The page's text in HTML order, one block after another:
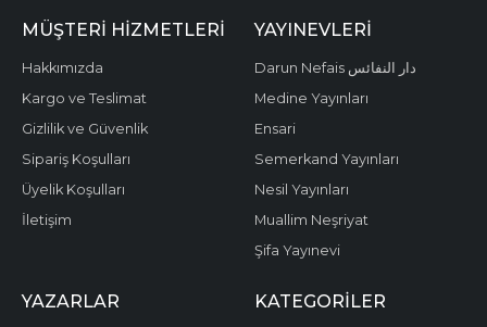
MÜŞTERI HIZMETLERI
Hakkımızda
Kargo ve Teslimat
Gizlilik ve Güvenlik
Sipariş Koşulları
Üyelik Koşulları
İletişim
YAYINEVLERI
Darun Nefais دار النفائس
Medine Yayınları
Ensari
Semerkand Yayınları
Nesil Yayınları
Muallim Neşriyat
Şifa Yayınevi
YAZARLAR KATEGORILER